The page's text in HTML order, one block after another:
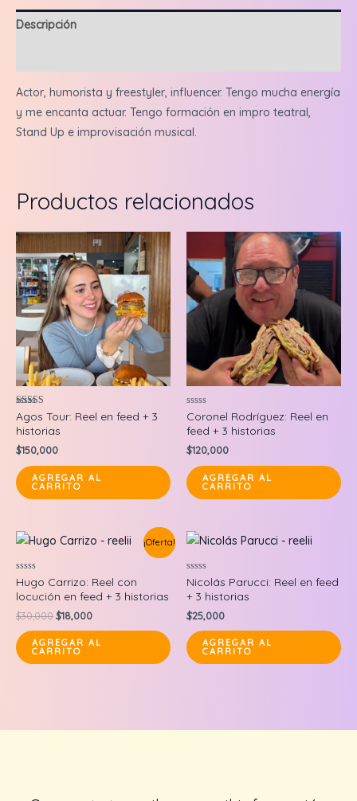
+
3
cantidad
Descripción
Actor, humorista y freestyler, influencer. Tengo mucha energía
y me encanta actuar. Tengo formación en impro teatral,
Stand Up e improvisación musical.
Productos relacionados
Valorado en
5.00
de 5
Agos Tour: Reel en feed + 3
historias
$150,000
AGREGAR AL
CARRITO
Valorado
en
0
de
5
Coronel Rodríguez: Reel en
feed + 3 historias
$120,000
AGREGAR AL
CARRITO
¡Oferta!
Valorado
en
0
5
Hugo Carrizo: Reel con
locución en feed + 3 historias
$30,000Original
was:
$30,000.
$18,000Current
is:
AGREGAR AL
CARRITO
Valorado
en
0
de
5
Nicolás Parucci: Reel en feed
+ 3 historias
$25,000
AGREGAR AL
CARRITO